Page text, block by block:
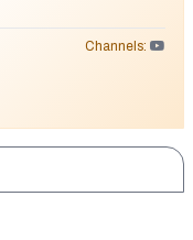
Channels: